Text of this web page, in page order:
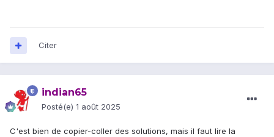
Citer
indian65
Posté(e) 1 août 2025
C'est bien de copier-coller des solutions, mais il faut lire la